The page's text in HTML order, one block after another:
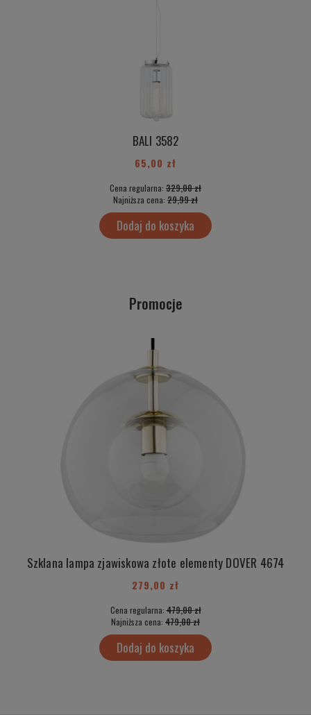
BALI 3582
65,00 zł
Cena regularna: 329,00 zł
Najniższa cena: 29,99 zł
Dodaj do koszyka
Promocje
Szklana lampa zjawiskowa złote elementy DOVER 4674
279,00 zł
Cena regularna:479,00 zł
Najniższa cena: 479,00 zł
Dodaj do koszyka